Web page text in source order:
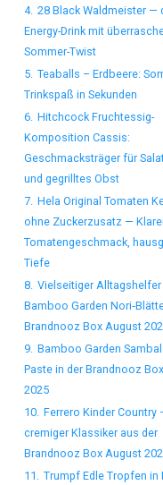
4. 28 Black Waldmeister —
Energy-Drink mit
Sommer-Twist
5. Teaballs – Erdbeere:
Trinkspaß in Sekunden
6. Hitchcock Fruchtessig-
Komposition Cassis:
Geschmacksträger für
und gegrilltes Obst
7. Hela Original Tomaten
ohne Zuckerzusatz —
Tomatengeschmack,
Tiefe
8. Vielseitiger
Bamboo Garden
Brandnooz Box August
9. Bamboo Garden
Paste in der Brandnooz
2025
10. Ferrero Kinder Country
cremiger Klassiker aus der
Brandnooz Box August
11. Trumpf Edle Tropfen in